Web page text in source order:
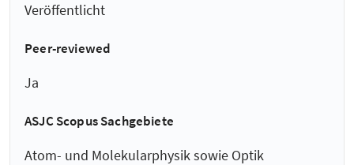
Veröffentlicht
Peer-reviewed
Ja
ASJC Scopus Sachgebiete
Atom- und Molekularphysik sowie Optik